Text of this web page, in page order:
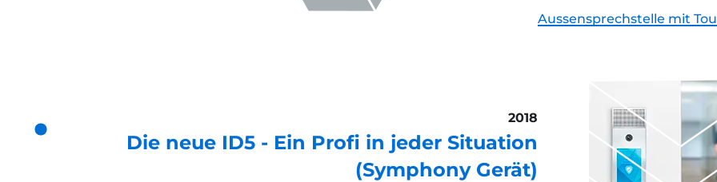
Aussensprechstelle mit
2018
Die neue ID5 - Ein Profi in jeder Situation
(Symphony Gerät)